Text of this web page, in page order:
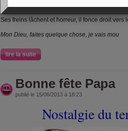
Ses freins lâchent et horreur, il fonce droit vers
Mon Dieu, faites quelque chose, je vais mou
lire la suite
Bonne fête Papa
publié le 15/06/2013 à 18:23
Nostalgie du